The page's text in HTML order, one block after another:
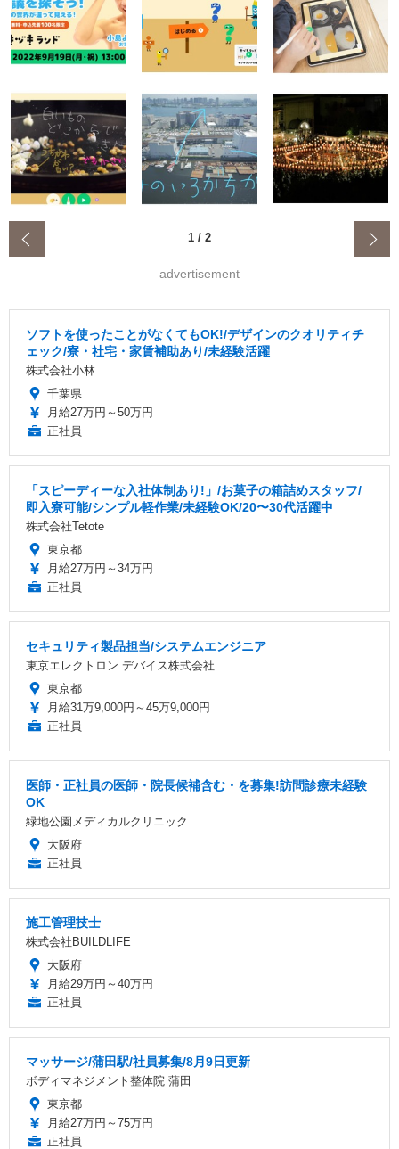
1 / 2
advertisement
ソフトを使ったことがなくてもOK!/デザインのクオリティチ
ェック/寮・社宅・家賃補助あり/未経験活躍
株式会社小林
千葉県
月給27万円～50万円
正社員
「スピーディーな入社体制あり!」/お菓子の箱詰めスタッフ/
即入寮可能/シンプル軽作業/未経験OK/20〜30代活躍中
株式会社Tetote
東京都
月給27万円～34万円
正社員
セキュリティ製品担当/システムエンジニア
東京エレクトロン デバイス株式会社
東京都
月給31万9,000円～45万9,000円
正社員
医師・正社員の医師・院長候補含む・を募集!訪問診療未経験
OK
緑地公園メディカルクリニック
大阪府
正社員
施工管理技士
株式会社BUILDLIFE
大阪府
月給29万円～40万円
正社員
マッサージ/蒲田駅/社員募集/8月9日更新
ボディマネジメント整体院 蒲田
東京都
月給27万円～75万円
正社員